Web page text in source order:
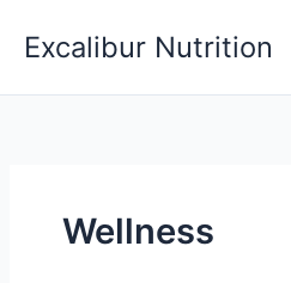
Excalibur Nutrition
Wellness